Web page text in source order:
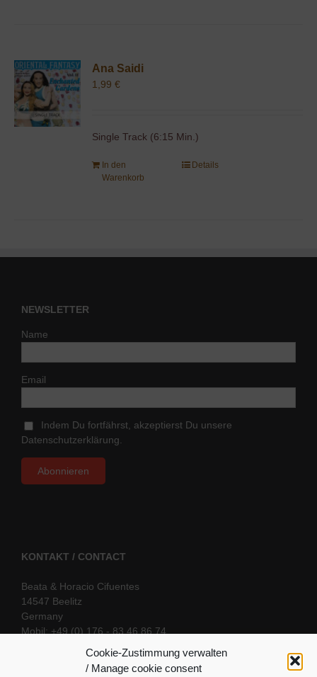
Cookie-Zustimmung verwalten
/ Manage cookie consent
Ana Saidi
1,99€
Single Track (6:15 Min.)
In den
Warenkorb
Details
NEWSLETTER
Name
Email
Indem Du fortfährst, akzeptierst Du unsere
Datenschutzerklärung.
KONTAKT / CONTACT
Beata & Horacio Cifuentes
14547 Beelitz
Germany
Mobil: +49 (0) 176 - 83 46 86 74